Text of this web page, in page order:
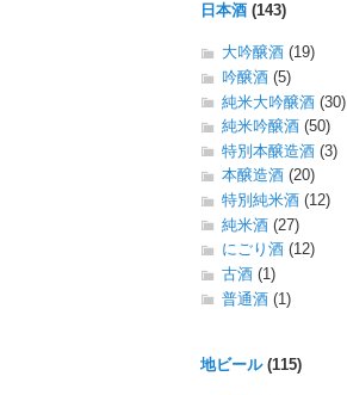
日本酒 (143)
大吟醸酒 (19)
吟醸酒 (5)
純米大吟醸酒 (30)
純米吟醸酒 (50)
特別本醸造酒 (3)
本醸造酒 (20)
特別純米酒 (12)
純米酒 (27)
にごり酒 (12)
古酒 (1)
普通酒 (1)
地ビール(115)